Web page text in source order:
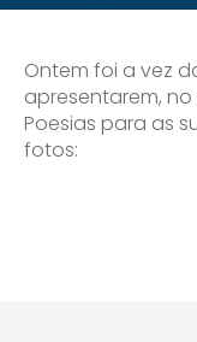
Ontem foi a vez
apresentarem,
Poesias para as
fotos: